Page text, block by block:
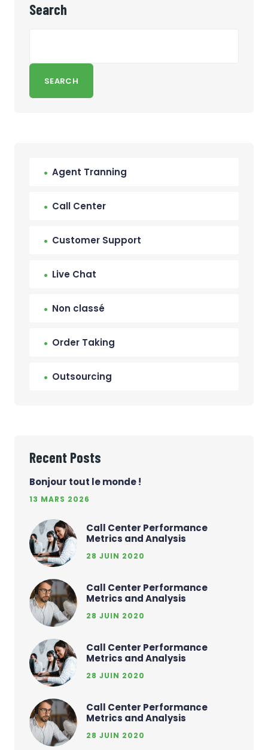
Search
SEARCH
Agent Tranning
Call Center
Customer Support
Live Chat
Non classé
Order Taking
Outsourcing
Recent Posts
Bonjour tout le monde !
13 MARS 2026
Call Center Performance
Metrics and Analysis
28 JUIN 2020
Call Center Performance
Metrics and Analysis
28 JUIN 2020
Call Center Performance
Metrics and Analysis
28 JUIN 2020
Call Center Performance
Metrics and Analysis
28 JUIN 2020